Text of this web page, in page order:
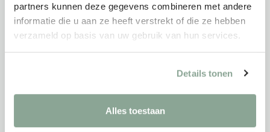
partners kunnen deze gegevens combineren met andere
informatie die u aan ze heeft verstrekt of die ze hebben
verzameld op basis van uw gebruik van hun services.
Details tonen
Alles toestaan